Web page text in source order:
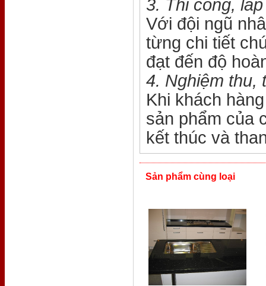
3. Thi công,
Với đội ngũ
từng chi tiết
đạt đến độ
4. Nghiệm thu,
Khi khách
sản phẩm của
kết thúc và
Sản phẩm cùng loại